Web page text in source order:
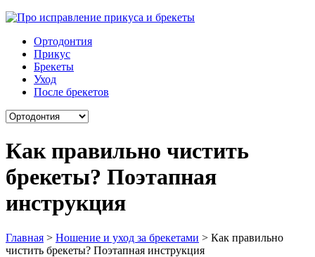
Ортодонтия
Прикус
Брекеты
Уход
После брекетов
Как правильно чистить
брекеты? Поэтапная
инструкция
Главная > Ношение и уход за брекетами > Как правильно
чистить брекеты? Поэтапная инструкция